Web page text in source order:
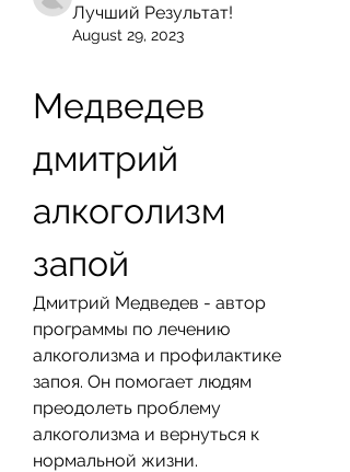
Лучший Результат!
August 29, 2023
Медведев
дмитрий
алкоголизм
запой
Дмитрий Медведев - автор
программы по лечению
алкоголизма и профилактике
запоя. Он помогает людям
преодолеть проблему
алкоголизма и вернуться к
нормальной жизни.